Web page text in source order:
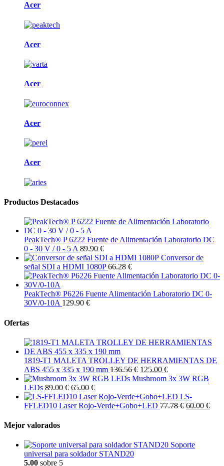
Acer
Acer
Acer
Acer
Acer
Productos Destacados
PeakTech® P 6222 Fuente de Alimentación Laboratorio DC
0 - 30 V / 0 - 5 A 89.90 €
Conversor de
señal SDI a HDMI 1080P 66.28 €
PeakTech® P6226 Fuente Alimentación Laboratorio DC 0-
30V/0-10A 129.90 €
Ofertas
1819-T1 MALETA TROLLEY DE HERRAMIENTAS DE
ABS 455 x 335 x 190 mm 136.56 € 125.00 €
Mushroom 3x 3W RGB
LEDs 89.00 € 65.00 €
LS-
FFLED10 Laser Rojo-Verde+Gobo+LED 77.78 € 60.00 €
Mejor valorados
Soporte
universal para soldador STAND20
5.00 sobre 5